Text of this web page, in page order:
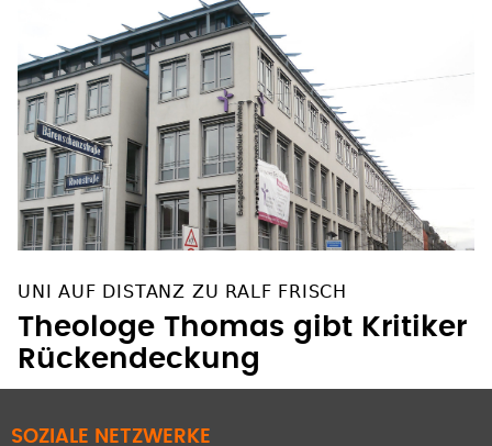
UNI AUF DISTANZ ZU RALF FRISCH
Theologe Thomas gibt Kritiker
Rückendeckung